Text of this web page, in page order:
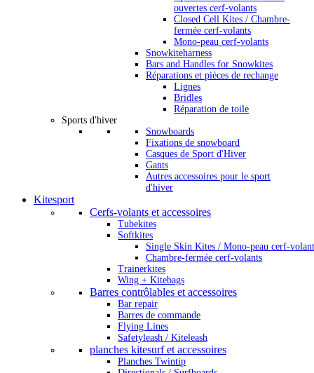
ouvertes cerf-volants
Closed Cell Kites / Chambre-
fermée cerf-volants
Mono-peau cerf-volants
Snowkiteharness
Bars and Handles for Snowkites
Réparations et pièces de rechange
Lignes
Bridles
Réparation de toile
Sports d'hiver
Snowboards
Fixations de snowboard
Casques de Sport d'Hiver
Gants
Autres accessoires pour le sport
d'hiver
Kitesport
Cerfs-volants et accessoires
Tubekites
Softkites
Single Skin Kites / Mono-peau cerf-
Chambre-fermée cerf-volants
Trainerkites
Wing + Kitebags
Barres contrôlables et accessoires
Bar repair
Barres de commande
Flying Lines
Safetyleash / Kiteleash
planches kitesurf et accessoires
Planches Twintip